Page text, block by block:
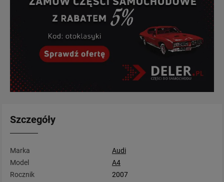
Szczegóły
Marka
Audi
Model
A4
Rocznik
2007